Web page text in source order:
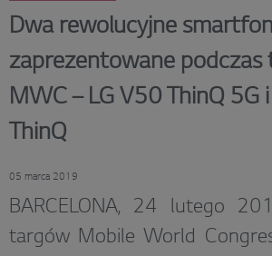
Dwa rewolucyjne
zaprezentowane podczas
MWC – LG V50 ThinQ 5G
ThinQ
05 marca 2019
BARCELONA, 24 lutego
targów Mobile World